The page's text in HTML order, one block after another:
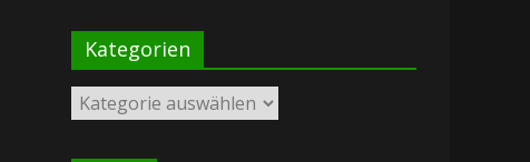
Kategorien
Kategorien